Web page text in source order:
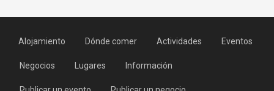
Alojamiento Dónde comer Actividades Eventos
Negocios Lugares Información